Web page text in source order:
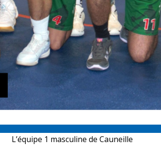
L’équipe 1 masculine de Cauneille